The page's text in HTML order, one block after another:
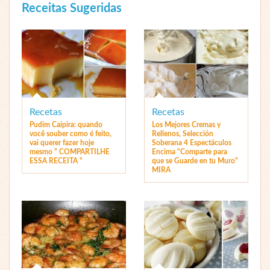
Receitas Sugeridas
Recetas
Pudim Caipira: quando
você souber como é feito,
vai querer fazer hoje
mesmo ” COMPARTILHE
ESSA RECEITA “
Recetas
Los Mejores Cremas y
Rellenos, Selección
Soberana 4 Espectáculos
Encima “Comparte para
que se Guarde en tu Muro”
MIRA